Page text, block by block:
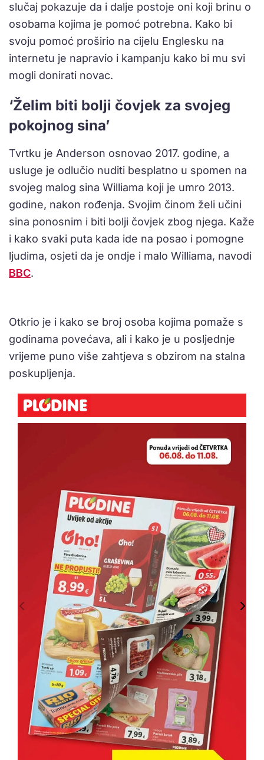
slučaj pokazuje da i dalje postoje oni koji brinu o
osobama kojima je pomoć potrebna. Kako bi
svoju pomoć proširio na cijelu Englesku na
internetu je napravio i kampanju kako bi mu svi
mogli donirati novac.
‘Želim biti bolji čovjek za svojeg
pokojnog sina’
Tvrtku je Anderson osnovao 2017. godine, a
usluge je odlučio nuditi besplatno u spomen na
svojeg malog sina Williama koji je umro 2013.
godine, nakon rođenja. Svojim činom želi učini
sina ponosnim i biti bolji čovjek zbog njega. Kaže
i kako svaki puta kada ide na posao i pomogne
ljudima, osjeti da je ondje i malo Williama, navodi
BBC.
Otkrio je i kako se broj osoba kojima pomaže s
godinama povećava, ali i kako je u posljednje
vrijeme puno više zahtjeva s obzirom na stalna
poskupljenja.